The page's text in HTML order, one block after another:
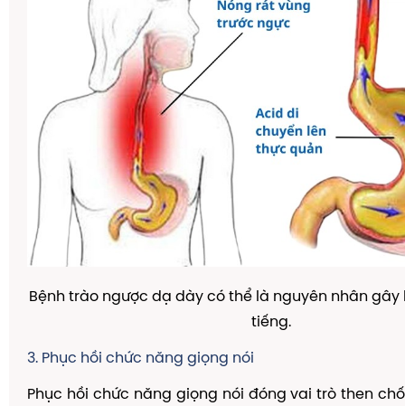
Bệnh trào ngược dạ dày có thể là nguyên nhân gây
tiếng.
3. Phục hồi chức năng giọng nói
Phục hồi chức năng giọng nói đóng vai trò then